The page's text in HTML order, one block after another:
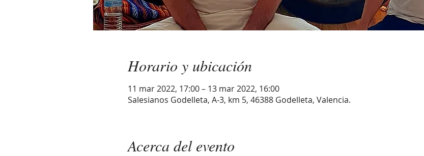
Horario y ubicación
11 mar 2022, 17:00 – 13 mar 2022, 16:00
Salesianos Godelleta, A-3, km 5, 46388 Godelleta, Valencia.
Acerca del evento